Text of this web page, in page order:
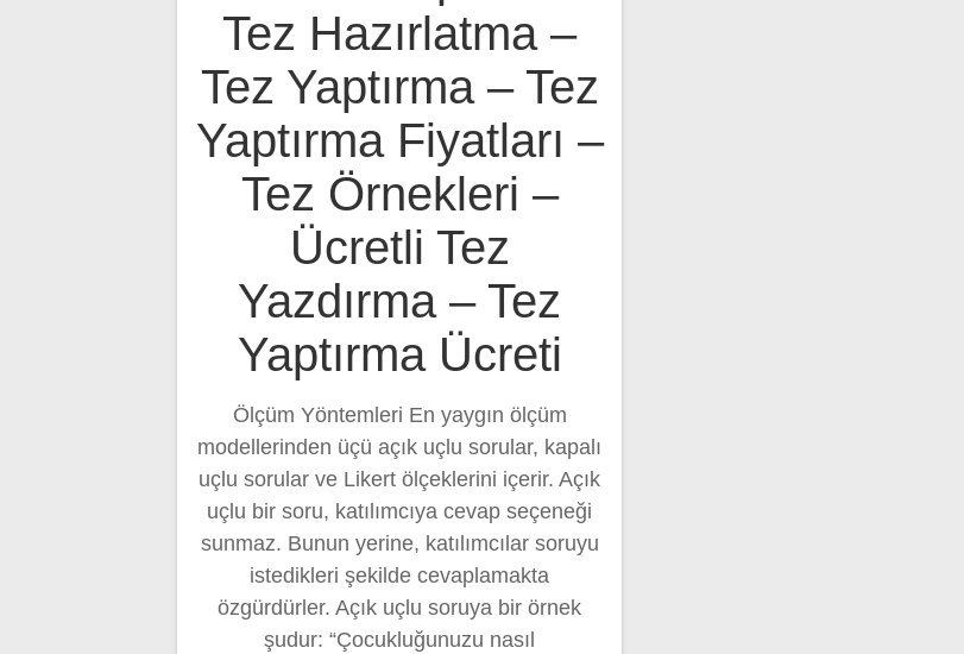
Tez Hazırlatma –
Tez Yaptırma – Tez
Yaptırma Fiyatları –
Tez Örnekleri –
Ücretli Tez
Yazdırma – Tez
Yaptırma Ücreti
Ölçüm Yöntemleri En yaygın ölçüm
modellerinden üçü açık uçlu sorular, kapalı
uçlu sorular ve Likert ölçeklerini içerir. Açık
uçlu bir soru, katılımcıya cevap seçeneği
sunmaz. Bunun yerine, katılımcılar soruyu
istedikleri şekilde cevaplamakta
özgürdürler. Açık uçlu soruya bir örnek
şudur: “Çocukluğunuzu nasıl